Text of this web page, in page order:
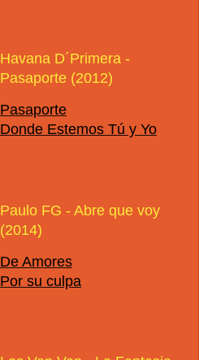
Havana D´Primera -
Pasaporte (2012)
Pasaporte
Donde Estemos Tú y Yo
Paulo FG - Abre que voy
(2014)
De Amores
Por su culpa